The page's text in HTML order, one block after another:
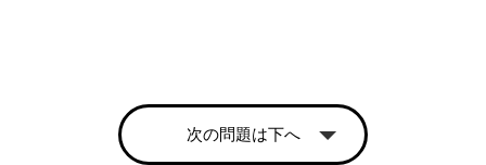
次の問題は下へ